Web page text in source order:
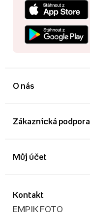
O nás
Zákaznícká podpora
Kontakt
EMPIK FOTO
Můj účet